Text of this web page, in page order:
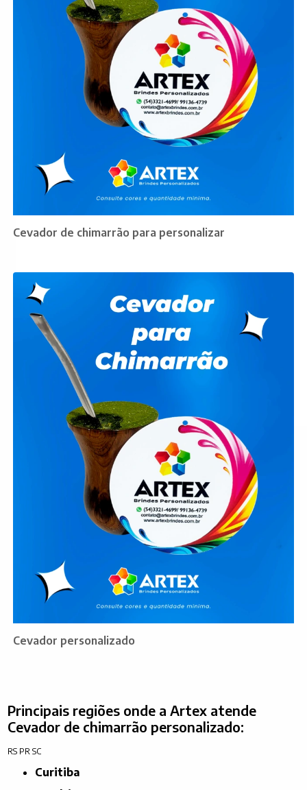
Cevador de chimarrão para personalizar
Cevador personalizado
Principais regiões onde a Artex atende
Cevador de chimarrão personalizado:
RS PR SC
Curitiba